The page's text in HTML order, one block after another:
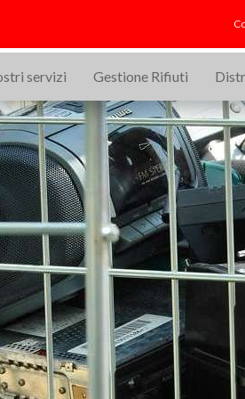
servizi Gestione Rifiuti